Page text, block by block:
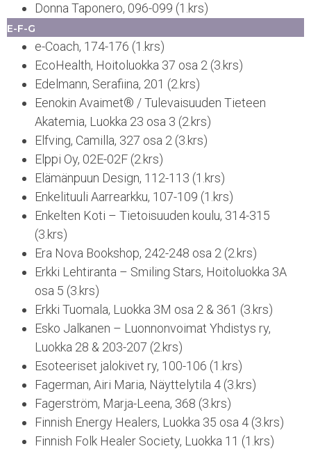
Donna Taponero, 096-099 (1.krs)
E-F-G
e-Coach, 174-176 (1.krs)
EcoHealth, Hoitoluokka 37 osa 2 (3.krs)
Edelmann, Serafiina, 201 (2.krs)
Eenokin Avaimet® / Tulevaisuuden Tieteen
Akatemia, Luokka 23 osa 3 (2.krs)
Elfving, Camilla, 327 osa 2 (3.krs)
Elppi Oy, 02E-02F (2.krs)
Elämänpuun Design, 112-113 (1.krs)
Enkelituuli Aarrearkku, 107-109 (1.krs)
Enkelten Koti – Tietoisuuden koulu, 314-315
(3.krs)
Era Nova Bookshop, 242-248 osa 2 (2.krs)
Erkki Lehtiranta – Smiling Stars, Hoitoluokka 3A
osa 5 (3.krs)
Erkki Tuomala, Luokka 3M osa 2 & 361 (3.krs)
Esko Jalkanen – Luonnonvoimat Yhdistys ry,
Luokka 28 & 203-207 (2.krs)
Esoteeriset jalokivet ry, 100-106 (1.krs)
Fagerman, Airi Maria, Näyttelytila 4 (3.krs)
Fagerström, Marja-Leena, 368 (3.krs)
Finnish Energy Healers, Luokka 35 osa 4 (3.krs)
Finnish Folk Healer Society, Luokka 11 (1.krs)